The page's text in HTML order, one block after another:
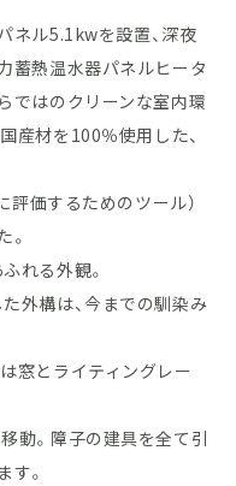
ネル5.1kwを設置、深夜
蓄熱温水器パネルヒータ
ではのクリーンな室内環
産材を100％使用した、
評価するためのツール）
。
れる外観。
外構は、今までの馴染み
窓とライティングレー
動。障子の建具を全て引
す。